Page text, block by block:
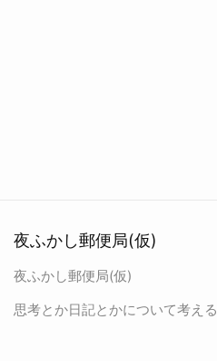
夜ふかし郵便局(仮)
夜ふかし郵便局(仮)
思考とか日記とかについて考える